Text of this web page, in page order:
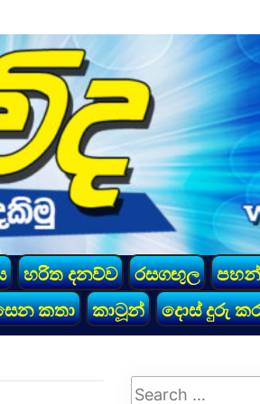
හරිත දනව්ව රසගඟුල පහන්
කතා කාටූන් දොස් දුරු